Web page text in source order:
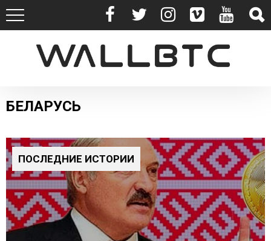
БЕЛАРУСЬ
ПОСЛЕДНИЕ ИСТОРИИ